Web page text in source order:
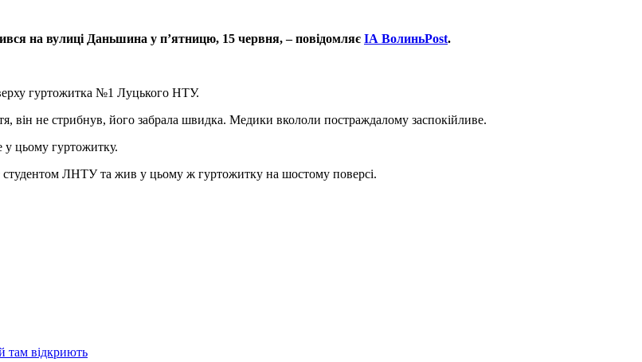
на вулиці Даньшина у п’ятницю, 15 червня, – повідомляє ІА ВолиньPost.
гуртожитка №1 Луцького НТУ.
він не стрибнув, його забрала швидка. Медики вкололи постраждалому заспокійливе.
у цьому гуртожитку.
студентом ЛНТУ та жив у цьому ж гуртожитку на шостому поверсі.
там відкриють